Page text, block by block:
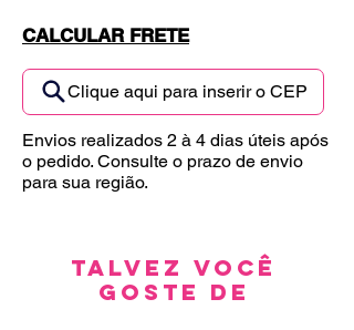
CALCULAR FRETE
Clique aqui para inserir o CEP
Envios realizados 2 à 4 dias úteis após
o pedido. Consulte o prazo de envio
para sua região.
Talvez você
goste de